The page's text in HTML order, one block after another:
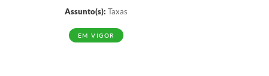
Assunto(s): Taxas
EM VIGOR